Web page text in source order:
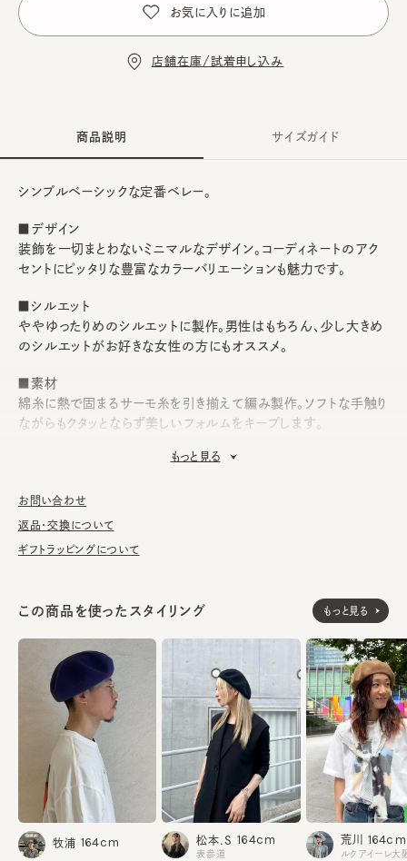
お気に入りに追加
店舗在庫/試着申し込み
商品説明
シンプルベーシックな定番ベレー。
■デザイン
装飾を一切まとわないミニマルなデザイン。コーディネートのアク
セントにピッタリな豊富なカラーバリエーションも魅力です。
■シルエット
ややゆったりめのシルエットに製作。男性はもちろん、少し大きめ
のシルエットがお好きな女性の方にもオススメ。
■素材
綿糸に熱で固まるサーモ糸を引き揃えて編み製作。ソフトな手触り
ながらもクタッとならず美しいフォルムをキープします。
が汚れてしまう前の対策として、汗止めのハットライナーのお勧め
しております。
※サイズ調節スベリ仕様（サイズを小さくする際は、調節テープを
素材 綿79% PVC21%
生産国 made in JAPAN
もっと見る
サイズガイド
お問い合わせ
返品・交換について
ギフトラッピングについて
この商品を使ったスタイリング もっと見る
牧浦 164cm 松本.S 164cm
表参道
荒川 164cm
ルクアイーレ大